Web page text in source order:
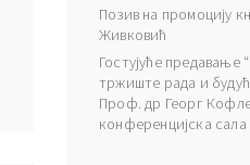
Позив на промоцију
Живковић
Гостујуће предавање
тржиште рада и
Проф. др Георг
конференцијска сала